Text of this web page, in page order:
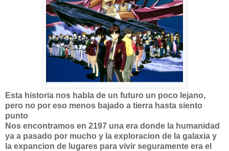
Esta historia nos habla de un futuro un poco lejano,
pero no por eso menos bajado a tierra hasta siento
punto
Nos encontramos en 2197 una era donde la humanidad
ya a pasado por mucho y la exploracion de la galaxia y
la expancion de lugares para vivir seguramente era el